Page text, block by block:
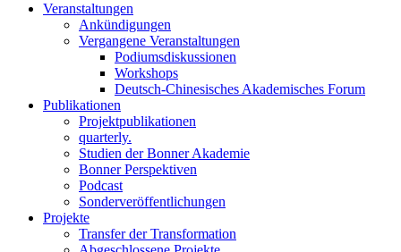
Veranstaltungen
Ankündigungen
Vergangene Veranstaltungen
Podiumsdiskussionen
Workshops
Deutsch-Chinesisches Akademisches Forum
Publikationen
Projektpublikationen
quarterly.
Studien der Bonner Akademie
Bonner Perspektiven
Podcast
Sonderveröffentlichungen
Projekte
Transfer der Transformation